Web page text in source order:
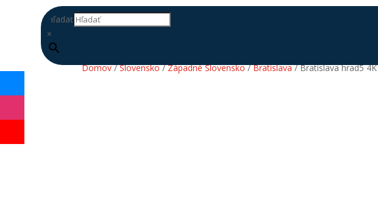
Hľadať
×
Domov/Slovensko/Západné Slovensko/Bratislava/ Bratislava hrad5 4K